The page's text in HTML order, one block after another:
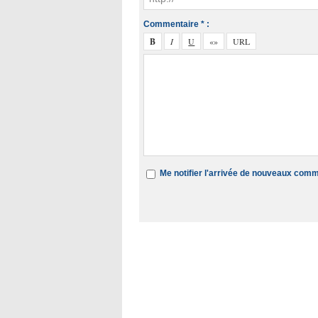
Commentaire * :
Me notifier l'arrivée de nouveaux